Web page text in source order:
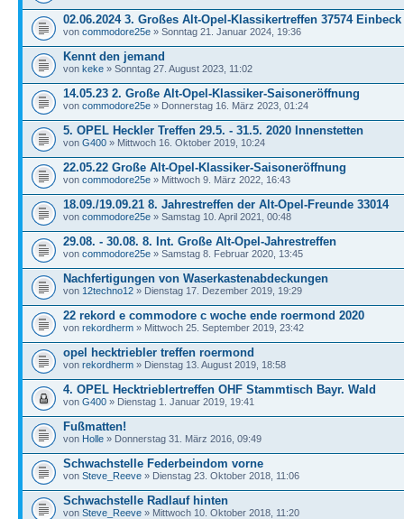
02.06.2024 3. Großes Alt-Opel-Klassikertreffen 37574 Einbeck
von commodore25e » Sonntag 21. Januar 2024, 19:36
Kennt den jemand
von keke » Sonntag 27. August 2023, 11:02
14.05.23 2. Große Alt-Opel-Klassiker-Saisoneröffnung
von commodore25e » Donnerstag 16. März 2023, 01:24
5. OPEL Heckler Treffen 29.5. - 31.5. 2020 Innenstetten
von G400 » Mittwoch 16. Oktober 2019, 10:24
22.05.22 Große Alt-Opel-Klassiker-Saisoneröffnung
von commodore25e » Mittwoch 9. März 2022, 16:43
18.09./19.09.21 8. Jahrestreffen der Alt-Opel-Freunde 33014
von commodore25e » Samstag 10. April 2021, 00:48
29.08. - 30.08. 8. Int. Große Alt-Opel-Jahrestreffen
von commodore25e » Samstag 8. Februar 2020, 13:45
Nachfertigungen von Waserkastenabdeckungen
von 12techno12 » Dienstag 17. Dezember 2019, 19:29
22 rekord e commodore c woche ende roermond 2020
von rekordherm » Mittwoch 25. September 2019, 23:42
opel hecktriebler treffen roermond
von rekordherm » Dienstag 13. August 2019, 18:58
4. OPEL Hecktrieblertreffen OHF Stammtisch Bayr. Wald
von G400 » Dienstag 1. Januar 2019, 19:41
Fußmatten!
von Holle » Donnerstag 31. März 2016, 09:49
Schwachstelle Federbeindom vorne
von Steve_Reeve » Dienstag 23. Oktober 2018, 11:06
Schwachstelle Radlauf hinten
von Steve_Reeve » Mittwoch 10. Oktober 2018, 11:20